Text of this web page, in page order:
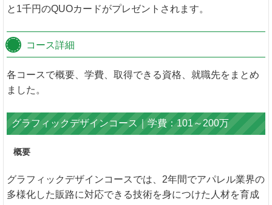
と1千円のQUOカードがプレゼントされます。
コース詳細
各コースで概要、学費、取得できる資格、就職先をまとめ
ました。
グラフィックデザインコース｜学費：101～200万
概要
グラフィックデザインコースでは、2年間でアパレル業界の
多様化した販路に対応できる技術を身につけた人材を育成